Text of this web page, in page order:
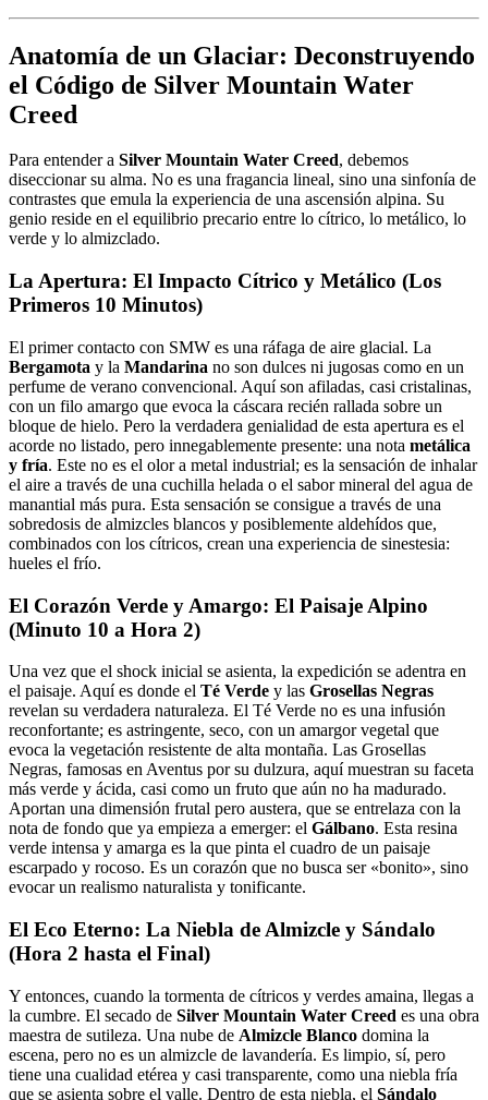
Anatomía de un Glaciar: Deconstruyendo
el Código de Silver Mountain Water
Creed
Para entender a Silver Mountain Water Creed, debemos
diseccionar su alma. No es una fragancia lineal, sino una sinfonía de
contrastes que emula la experiencia de una ascensión alpina. Su
genio reside en el equilibrio precario entre lo cítrico, lo metálico, lo
verde y lo almizclado.
La Apertura: El Impacto Cítrico y Metálico (Los
Primeros 10 Minutos)
El primer contacto con SMW es una ráfaga de aire glacial. La
Bergamota y la Mandarina no son dulces ni jugosas como en un
perfume de verano convencional. Aquí son afiladas, casi cristalinas,
con un filo amargo que evoca la cáscara recién rallada sobre un
bloque de hielo. Pero la verdadera genialidad de esta apertura es el
acorde no listado, pero innegablemente presente: una nota metálica
y fría. Este no es el olor a metal industrial; es la sensación de inhalar
el aire a través de una cuchilla helada o el sabor mineral del agua de
manantial más pura. Esta sensación se consigue a través de una
sobredosis de almizcles blancos y posiblemente aldehídos que,
combinados con los cítricos, crean una experiencia de sinestesia:
hueles el frío.
El Corazón Verde y Amargo: El Paisaje Alpino
(Minuto 10 a Hora 2)
Una vez que el shock inicial se asienta, la expedición se adentra en
el paisaje. Aquí es donde el Té Verde y las Grosellas Negras
revelan su verdadera naturaleza. El Té Verde no es una infusión
reconfortante; es astringente, seco, con un amargor vegetal que
evoca la vegetación resistente de alta montaña. Las Grosellas
Negras, famosas en Aventus por su dulzura, aquí muestran su faceta
más verde y ácida, casi como un fruto que aún no ha madurado.
Aportan una dimensión frutal pero austera, que se entrelaza con la
nota de fondo que ya empieza a emerger: el Gálbano. Esta resina
verde intensa y amarga es la que pinta el cuadro de un paisaje
escarpado y rocoso. Es un corazón que no busca ser «bonito», sino
evocar un realismo naturalista y tonificante.
El Eco Eterno: La Niebla de Almizcle y Sándalo
(Hora 2 hasta el Final)
Y entonces, cuando la tormenta de cítricos y verdes amaina, llegas a
la cumbre. El secado de Silver Mountain Water Creed es una obra
maestra de sutileza. Una nube de Almizcle Blanco domina la
escena, pero no es un almizcle de lavandería. Es limpio, sí, pero
tiene una cualidad etérea y casi transparente, como una niebla fría
que se asienta sobre el valle. Dentro de esta niebla, el Sándalo